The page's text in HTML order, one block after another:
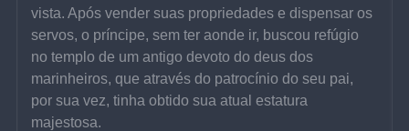
vista. Após vender suas propriedades e dispensar os
servos, o príncipe, sem ter aonde ir, buscou refúgio
no templo de um antigo devoto do deus dos
marinheiros, que através do patrocínio do seu pai,
por sua vez, tinha obtido sua atual estatura
majestosa.